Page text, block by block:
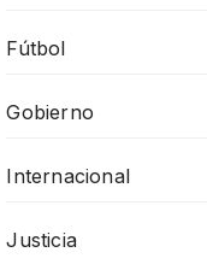
Fútbol
Gobierno
Internacional
Justicia